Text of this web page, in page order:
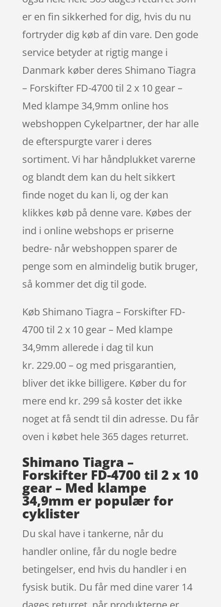
er en fin sikkerhed for dig, hvis du nu
fortryder dig køb af din vare. Den gode
service betyder at rigtig mange i
Danmark køber deres Shimano Tiagra
– Forskifter FD-4700 til 2 x 10 gear –
Med klampe 34,9mm online hos
webshoppen Cykelpartner, der har alle
de efterspurgte varer i deres
sortiment. Vi har håndplukket varerne
og blandt dem kan du helt sikkert
finde noget du kan li, og der kan
klikkes køb på denne vare. Købes der
ind i online webshops er priserne
bedre- når webshoppen sparer de
penge som en almindelig butik bruger,
så kommer det dig til gode.
Køb Shimano Tiagra – Forskifter FD-
4700 til 2 x 10 gear – Med klampe
34,9mm allerede i dag til kun
kr. 229.00 – og med prisgarantien,
bliver det ikke billigere. Køber du for
mere end kr. 299 så koster det ikke
noget at få sendt til din adresse. Du får
oven i købet hele 365 dages returret.
Shimano Tiagra –
Forskifter FD-4700 til 2 x 10
gear – Med klampe
34,9mm er populær for
cyklister
Du skal have i tankerne, når du
handler online, får du nogle bedre
betingelser, end hvis du handler i en
fysisk butik. Du får med dine varer 14